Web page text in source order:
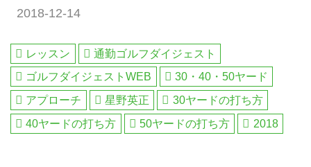
2018-12-14
レッスン
通勤ゴルフダイジェスト
ゴルフダイジェストWEB
30・40・50ヤード
アプローチ
星野英正
30ヤードの打ち方
40ヤードの打ち方
50ヤードの打ち方 2018